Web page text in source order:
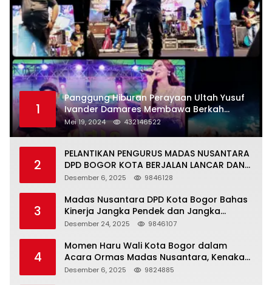
1
Panggung Hiburan Perayaan Ultah Yusuf
Ivander Damares Membawa Berkah
Warga Kejapanan
Mei 19, 2024 432146522
2
PELANTIKAN PENGURUS MADAS NUSANTARA
DPD BOGOR KOTA BERJALAN LANCAR DAN
KHIDMAT
Desember 6, 2025 9846128
3
Madas Nusantara DPD Kota Bogor Bahas
Kinerja Jangka Pendek dan Jangka
Panjang
Desember 24, 2025 9846107
4
Momen Haru Wali Kota Bogor dalam
Acara Ormas Madas Nusantara, Kenakan
Peci Hitam Tinggi sebagai Simbol
Desember 6, 2025 9824885